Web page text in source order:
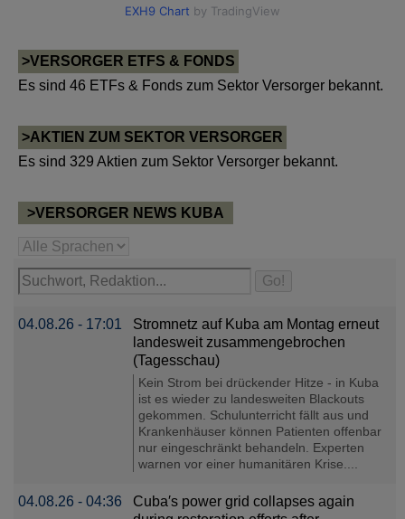
>VERSORGER ETFS & FONDS
Es sind 46 ETFs & Fonds zum Sektor Versorger bekannt.
>AKTIEN ZUM SEKTOR VERSORGER
Es sind 329 Aktien zum Sektor Versorger bekannt.
>VERSORGER NEWS KUBA
04.08.26 - 17:01
Stromnetz auf Kuba am Montag erneut
landesweit zusammengebrochen
(Tagesschau)
Kein Strom bei drückender Hitze - in Kuba
ist es wieder zu landesweiten Blackouts
gekommen. Schulunterricht fällt aus und
Krankenhäuser können Patienten offenbar
nur eingeschränkt behandeln. Experten
warnen vor einer humanitären Krise....
04.08.26 - 04:36
Cuba′s power grid collapses again